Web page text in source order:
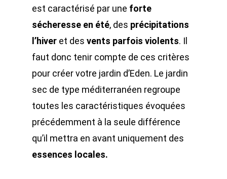
est caractérisé par une forte
sécheresse en été, des précipitations
l’hiveret des vents parfois violents. Il
faut donc tenir compte de ces critères
pour créer votre jardin d’Eden. Le jardin
sec de type méditerranéen regroupe
toutes les caractéristiques évoquées
précédemment à la seule différence
qu’il mettra en avant uniquement des
essences locales.